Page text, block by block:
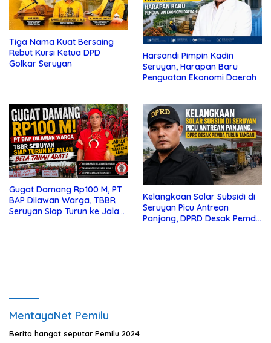
Tiga Nama Kuat Bersaing
Rebut Kursi Ketua DPD
Golkar Seruyan
Harsandi Pimpin Kadin
Seruyan, Harapan Baru
Penguatan Ekonomi Daerah
Gugat Damang Rp100 M, PT
BAP Dilawan Warga, TBBR
Seruyan Siap Turun ke Jalan
Kelangkaan Solar Subsidi di
Seruyan Picu Antrean
Panjang, DPRD Desak Pemda
MentayaNet Pemilu
Berita hangat seputar Pemilu 2024